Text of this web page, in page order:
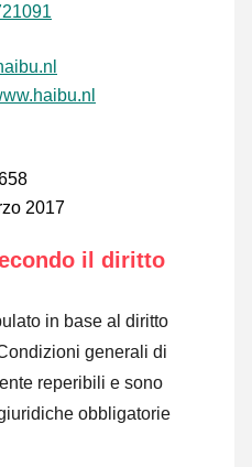
2017
il diritto
in base al diritto
generali di
reperibili e sono
obbligatorie